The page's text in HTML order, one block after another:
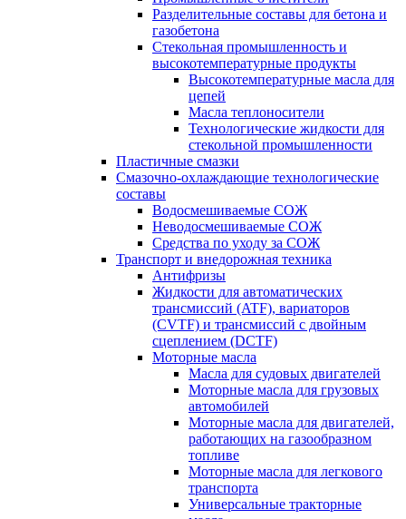
Разделительные составы для бетона и
газобетона
Стекольная промышленность и
высокотемпературные продукты
Высокотемпературные масла для
цепей
Масла теплоносители
Технологические жидкости для
стекольной промышленности
Пластичные смазки
Смазочно-охлаждающие технологические
составы
Водосмешиваемые СОЖ
Неводосмешиваемые СОЖ
Средства по уходу за СОЖ
Транспорт и внедорожная техника
Антифризы
Жидкости для автоматических
трансмиссий (ATF), вариаторов
(CVTF) и трансмиссий с двойным
сцеплением (DCTF)
Моторные масла
Масла для судовых двигателей
Моторные масла для грузовых
автомобилей
Моторные масла для двигателей,
работающих на газообразном
топливе
Моторные масла для легкового
транспорта
Универсальные тракторные